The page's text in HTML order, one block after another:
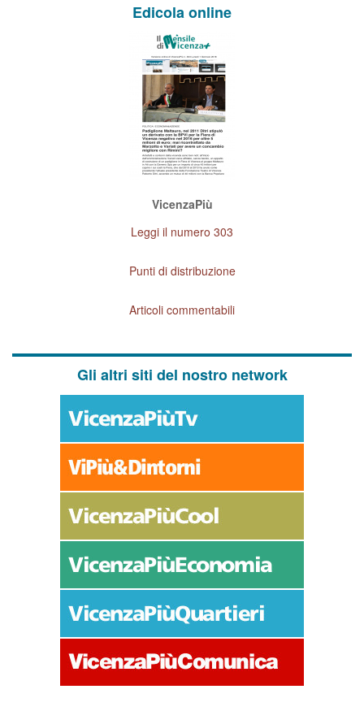
Edicola online
VicenzaPiù
Leggi il numero 303
Punti di distribuzione
Articoli commentabili
Gli altri siti del nostro network